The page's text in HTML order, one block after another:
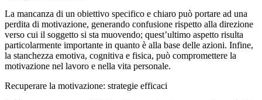
La mancanza di un obiettivo specifico e chiaro può portare ad una
perdita di motivazione, generando confusione rispetto alla direzione
verso cui il soggetto si sta muovendo; quest’ultimo aspetto risulta
particolarmente importante in quanto è alla base delle azioni. Infine,
la stanchezza emotiva, cognitiva e fisica, può compromettere la
motivazione nel lavoro e nella vita personale.
Recuperare la motivazione: strategie efficaci